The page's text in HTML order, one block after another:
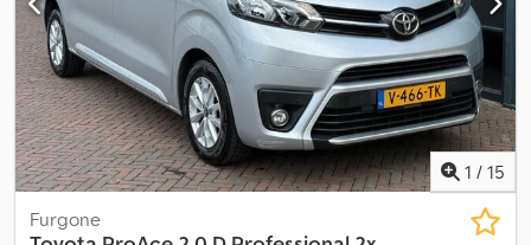
1 / 15
Furgone